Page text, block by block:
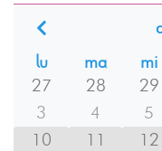
lu
ma mi
27
28 29
3
4 5
10
11 12